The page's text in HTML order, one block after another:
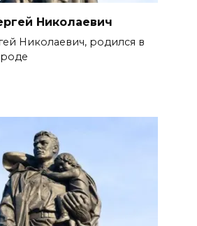
Николаевич
Николаевич, родился в